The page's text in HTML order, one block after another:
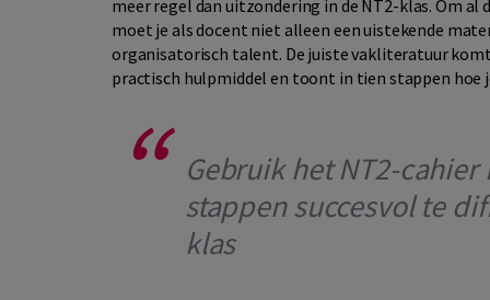
meer regel dan uitzondering in de NT2-klas. Om
moet je als docent niet alleen een uistekende
organisatorisch talent. De juiste vakliteratuur komt
practisch hulpmiddel en toont in tien stappen hoe
Gebruik het NT2-
stappen succesvol te
klas